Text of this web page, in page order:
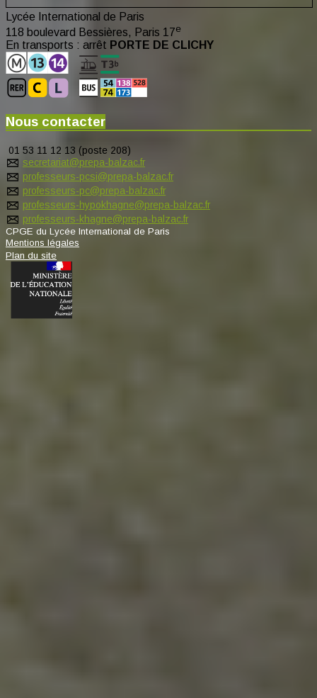
Lycée International de Paris
118 boulevard Bessières, Paris 17e
En transports : arrêt PORTE DE CLICHY
Nous contacter
01 53 11 12 13 (poste 208)
secretariat@prepa-balzac.fr
professeurs-pcsi@prepa-balzac.fr
professeurs-pc@prepa-balzac.fr
professeurs-hypokhagne@prepa-balzac.fr
professeurs-khagne@prepa-balzac.fr
CPGE du Lycée International de Paris
Mentions légales
Plan du site